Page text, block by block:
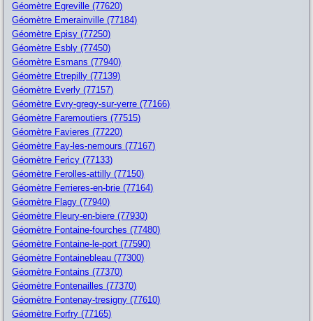
Géomètre Egreville (77620)
Géomètre Emerainville (77184)
Géomètre Episy (77250)
Géomètre Esbly (77450)
Géomètre Esmans (77940)
Géomètre Etrepilly (77139)
Géomètre Everly (77157)
Géomètre Evry-gregy-sur-yerre (77166)
Géomètre Faremoutiers (77515)
Géomètre Favieres (77220)
Géomètre Fay-les-nemours (77167)
Géomètre Fericy (77133)
Géomètre Ferolles-attilly (77150)
Géomètre Ferrieres-en-brie (77164)
Géomètre Flagy (77940)
Géomètre Fleury-en-biere (77930)
Géomètre Fontaine-fourches (77480)
Géomètre Fontaine-le-port (77590)
Géomètre Fontainebleau (77300)
Géomètre Fontains (77370)
Géomètre Fontenailles (77370)
Géomètre Fontenay-tresigny (77610)
Géomètre Forfry (77165)